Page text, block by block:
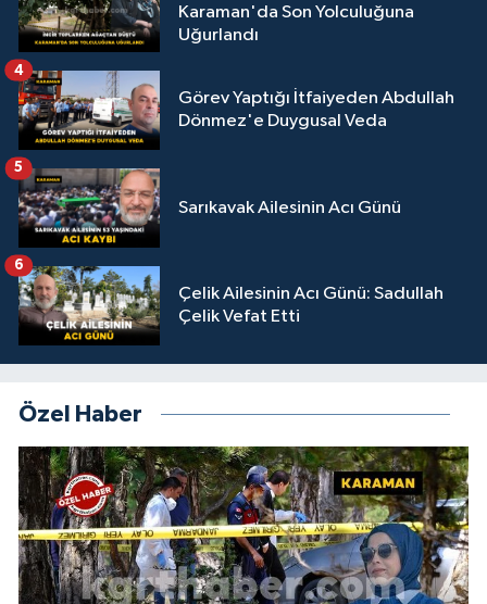
Karaman'da Son Yolculuğuna
Uğurlandı
Görev Yaptığı İtfaiyeden Abdullah
Dönmez'e Duygusal Veda
4
Sarıkavak Ailesinin Acı Günü
5
Çelik Ailesinin Acı Günü: Sadullah
Çelik Vefat Etti
6
Özel Haber